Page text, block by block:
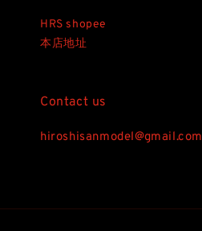
HRS shopee
本店地址
Contact us
hiroshisanmodel@gmail.com